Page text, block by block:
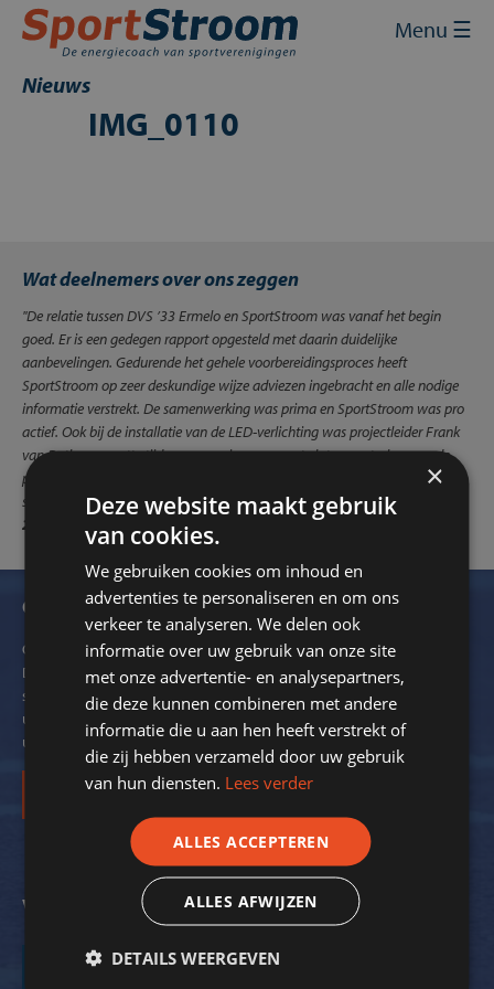
Sluit×
Home
Energie inkopen
Financiering en subsidies
Contact
Mijn SportStroom
Skip
Menu ☰
Nieuws
IMG_0110
Wat deelnemers over ons zeggen
''De relatie tussen DVS ’33 Ermelo en SportStroom was vanaf het begin
goed. Er is een gedegen rapport opgesteld met daarin duidelijke
aanbevelingen. Gedurende het gehele voorbereidingsproces heeft
SportStroom op zeer deskundige wijze adviezen ingebracht en alle nodige
informatie verstrekt. De samenwerking was prima en SportStroom was pro
actief. Ook bij de installatie van de LED-verlichting was projectleider Frank
van Deth op gezette tijden aanwezig om e.e.a. te laten controleren en de
puntjes op de ‘’i’’ te laten zetten. Dank voor de constructieve
samenwerking!''Arnold van Oudheusden - DVS '33 Ermelo - 10-01-
2018
Ontvang onze nieuwsbrief
Om de 2 maanden verzendt SportStroom een digitale nieuwsbrief.
Dit ter inspiratie en om kennis over energiebesparing bij
sportverenigingen met u te delen. We delen hierin ook voorbeelden
uit de praktijk. Zo krijgt nog meer inzicht in de mogelijkheden voor
uw vereniging.
Inschrijven
Volg ons op social media
×
Deze website maakt gebruik
van cookies.
We gebruiken cookies om inhoud en
advertenties te personaliseren en om ons
verkeer te analyseren. We delen ook
informatie over uw gebruik van onze site
met onze advertentie- en analysepartners,
die deze kunnen combineren met andere
informatie die u aan hen heeft verstrekt of
die zij hebben verzameld door uw gebruik
van hun diensten. Lees verder
ALLES ACCEPTEREN
ALLES AFWIJZEN
DETAILS WEERGEVEN